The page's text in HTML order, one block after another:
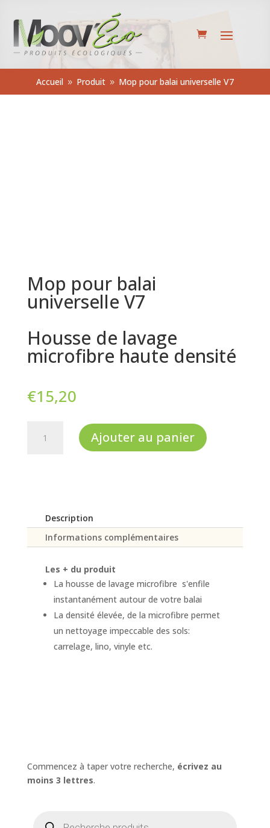
Accueil 9 Produit 9 Mop pour balai universelle V7
Mop pour balai
universelle V7
Housse de lavage
microfibre haute densité
€15,20
Ajouter au panier
Description
Informations complémentaires
Les + du produit
La housse de lavage microfibre s'enfile
instantanément autour de votre balai
La densité élevée, de la microfibre permet
un nettoyage impeccable des sols:
carrelage, lino, vinyle etc.
Commencez à taper votre recherche, écrivez au
moins 3 lettres.